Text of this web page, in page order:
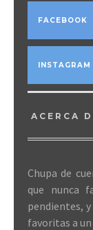
FACEBOOK
INSTAGRAM
ACERCA
Chupa de
que nunca
pendientes,
favoritas a